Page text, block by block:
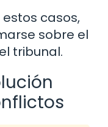
casos,
sobre el
tribunal.